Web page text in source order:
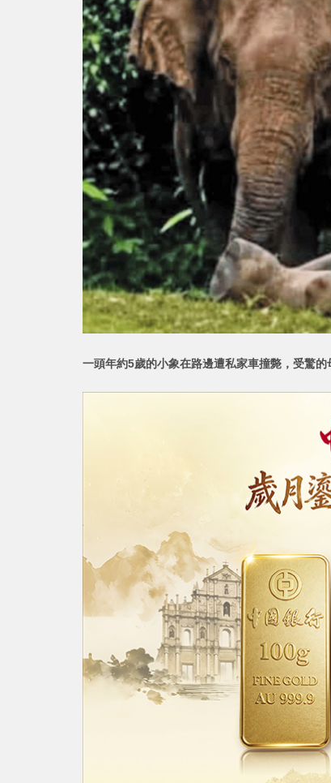
一頭年約5歲的小象在路邊遭私家車撞斃，受驚